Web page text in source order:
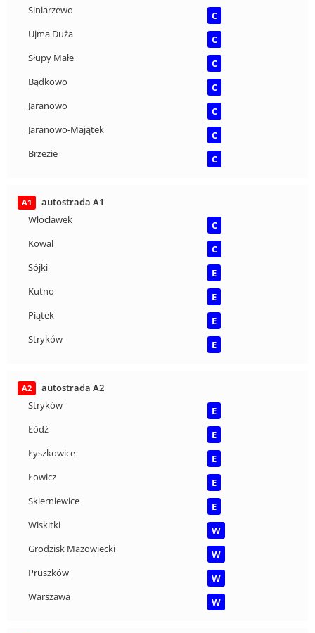
Siniarzewo
C
Ujma Duża
C
Słupy Małe
C
Bądkowo
C
Jaranowo
C
Jaranowo-Majątek
C
Brzezie
C
A1
autostrada A1
Włocławek
C
Kowal
C
Sójki
E
Kutno
E
Piątek
E
Stryków
E
A2
autostrada A2
Stryków
E
Łódź
E
Łyszkowice
E
Łowicz
E
Skierniewice
E
Wiskitki
W
Grodzisk Mazowiecki
W
Pruszków
W
Warszawa
W